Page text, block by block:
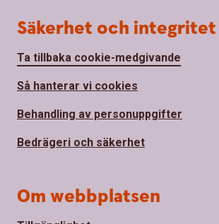
Säkerhet och integritet
Ta tillbaka cookie-medgivande
Så hanterar vi cookies
Behandling av personuppgifter
Bedrägeri och säkerhet
Om webbplatsen